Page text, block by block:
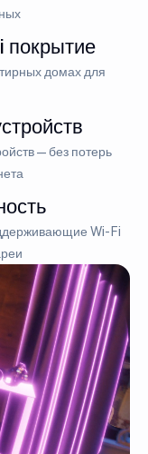
покрытие
домах для
— без потерь
Wi-Fi